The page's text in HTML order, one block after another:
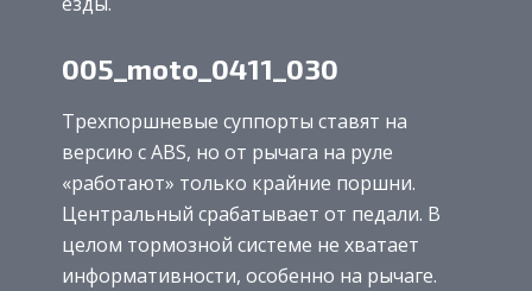
005_moto_0411_030
Трехпоршневые суппорты ставят на
версию с ABS, но от рычага на руле
«работают» только крайние поршни.
Центральный срабатывает от педали. В
целом тормозной системе не хватает
информативности, особенно на рычаге.